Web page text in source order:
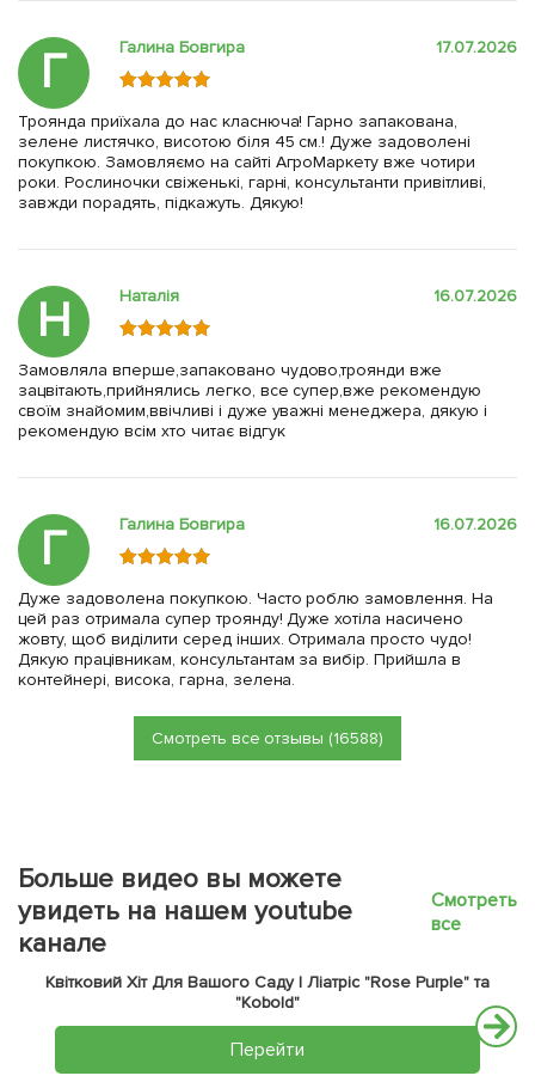
Г Галина Бовгира 17.07.2026
Троянда приїхала до нас класнюча! Гарно запакована,
зелене листячко, висотою біля 45 см.! Дуже задоволені
покупкою. Замовляємо на сайті АгроМаркету вже чотири
роки. Рослиночки свіженькі, гарні, консультанти привітливі,
завжди порадять, підкажуть. Дякую!
Н Наталія 16.07.2026
Замовляла вперше,запаковано чудово,троянди вже
зацвітають,прийнялись легко, все супер,вже рекомендую
своїм знайомим,ввічливі і дуже уважні менеджера, дякую і
рекомендую всім хто читає відгук
Г Галина Бовгира 16.07.2026
Дуже задоволена покупкою. Часто роблю замовлення. На
цей раз отримала супер троянду! Дуже хотіла насичено
жовту, щоб виділити серед інших. Отримала просто чудо!
Дякую працівникам, консультантам за вибір. Прийшла в
контейнері, висока, гарна, зелена.
Смотреть все отзывы (16588)
Больше видео вы можете
увидеть на нашем youtube
канале
Смотреть
все
Квітковий Хіт Для Вашого Саду | Ліатріс "Rose Purple" та
"Kobold"
Перейти